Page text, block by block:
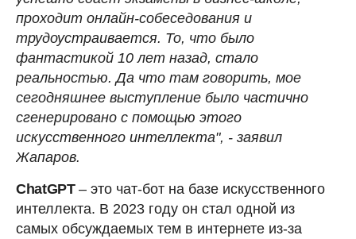
проходит онлайн-собеседования и
трудоустраивается. То, что было
фантастикой 10 лет назад, стало
реальностью. Да что там говорить, мое
сегодняшнее выступление было частично
сгенерировано с помощью этого
искусственного интеллекта", - заявил
Жапаров.
ChatGPT– это чат-бот на базе искусственного
интеллекта. В 2023 году он стал одной из
самых обсуждаемых тем в интернете из-за